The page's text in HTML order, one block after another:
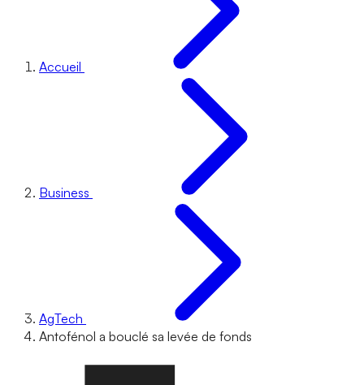
Accueil
Business
AgTech
Antofénol a bouclé sa levée de fonds